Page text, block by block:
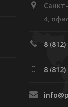
4,
8 (812)
8 (812)